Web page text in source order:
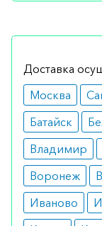
Нельзя
обнаружены
третьей
Доставка
Москва
Батайск
Владимир
Воронеж
Иваново